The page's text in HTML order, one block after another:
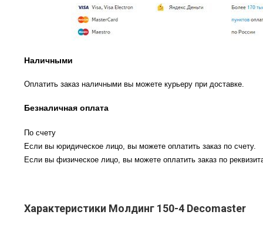
Наличными
Оплатить заказ наличными вы можете курьеру при доставке.
Безналичная оплата
По счету
Если вы юридическое лицо, вы можете оплатить заказ по счету.
Если вы физическое лицо, вы можете оплатить заказ по
Характеристики Молдинг 150-4 Decomaster